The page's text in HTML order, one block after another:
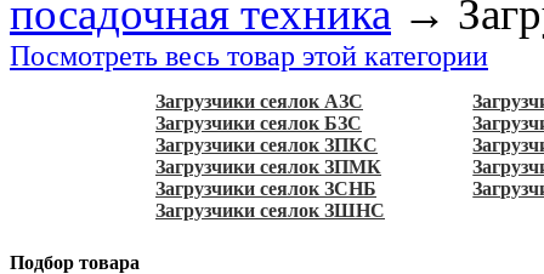
посадочная техника →
Посмотреть весь товар этой категории
Загрузчики сеялок АЗС
Загрузчики сеялок БЗС
Загрузчики сеялок ЗПКС
Загрузчики сеялок ЗПМК
Загрузчики сеялок ЗСНБ
Загрузчики сеялок ЗШНС
Подбор товара